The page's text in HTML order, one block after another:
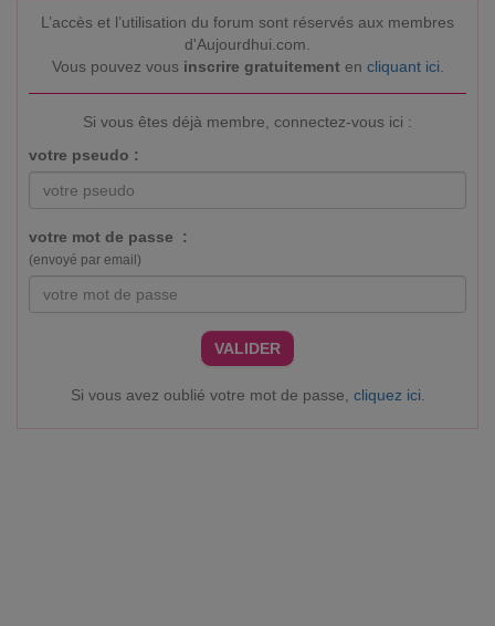
L’accès et l’utilisation du forum sont réservés aux membres
d'Aujourdhui.com.
Vous pouvez vous inscrire gratuitementen cliquant ici
Si vous êtes déjà membre, connectez-vous ici :
votre pseudo :
votre mot de passe :
(envoyé par email)
VALIDER
Si vous avez oublié votre mot de passe, cliquez ici